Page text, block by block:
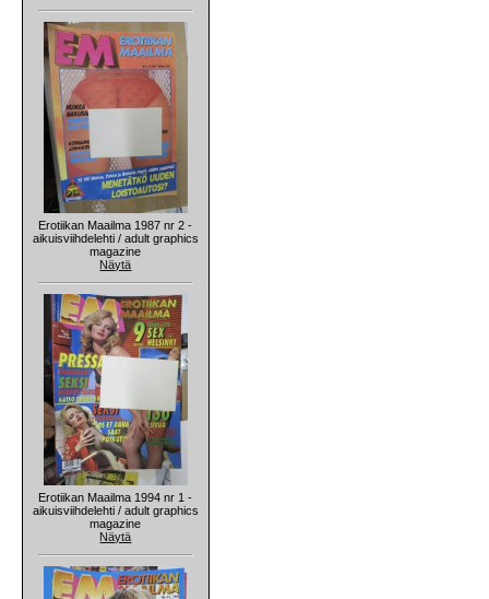
Erotiikan Maailma 1987 nr 2 -
aikuisviihdelehti / adult graphics
magazine
Näytä
Erotiikan Maailma 1994 nr 1 -
aikuisviihdelehti / adult graphics
magazine
Näytä